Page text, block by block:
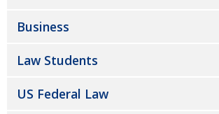
Business
Law Students
US Federal Law